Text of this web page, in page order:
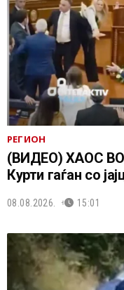
РЕГИОН
(ВИДЕО) ХАОС
Курти гаѓан со
08.08.2026. 15:01